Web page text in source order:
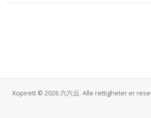
Kopirett © 2026 六六云. Alle rettigheter er